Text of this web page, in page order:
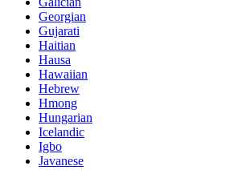
Georgian
Gujarati
Haitian
Hausa
Hawaiian
Hebrew
Hmong
Hungarian
Icelandic
Igbo
Javanese